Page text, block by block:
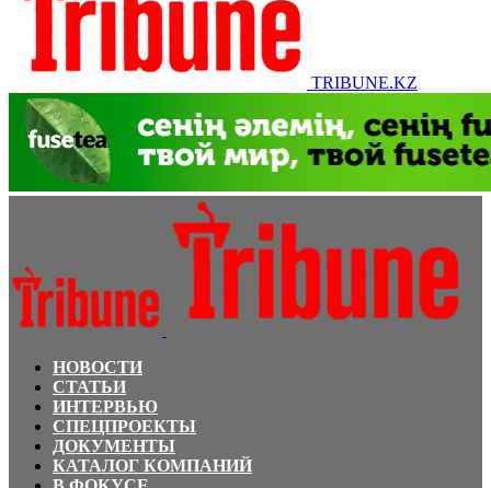
TRIBUNE.KZ
НОВОСТИ
СТАТЬИ
ИНТЕРВЬЮ
СПЕЦПРОЕКТЫ
ДОКУМЕНТЫ
КАТАЛОГ КОМПАНИЙ